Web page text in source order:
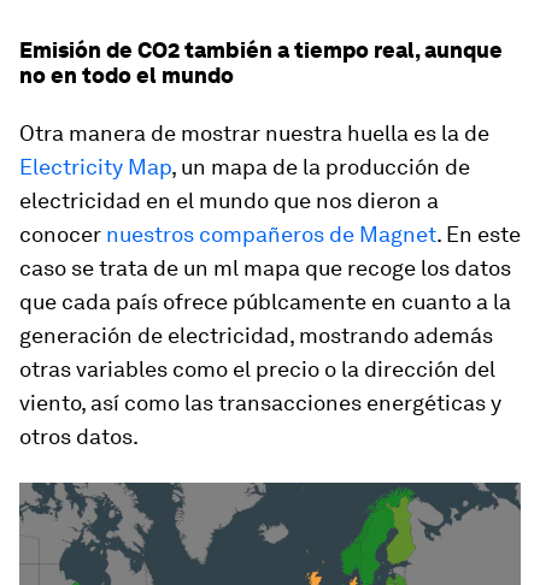
Emisión de CO2 también a tiempo real, aunque
no en todo el mundo
Otra manera de mostrar nuestra huella es la de
Electricity Map, un mapa de la producción de
electricidad en el mundo que nos dieron a
conocer nuestros compañeros de Magnet. En este
caso se trata de un ml mapa que recoge los datos
que cada país ofrece públcamente en cuanto a la
generación de electricidad, mostrando además
otras variables como el precio o la dirección del
viento, así como las transacciones energéticas y
otros datos.